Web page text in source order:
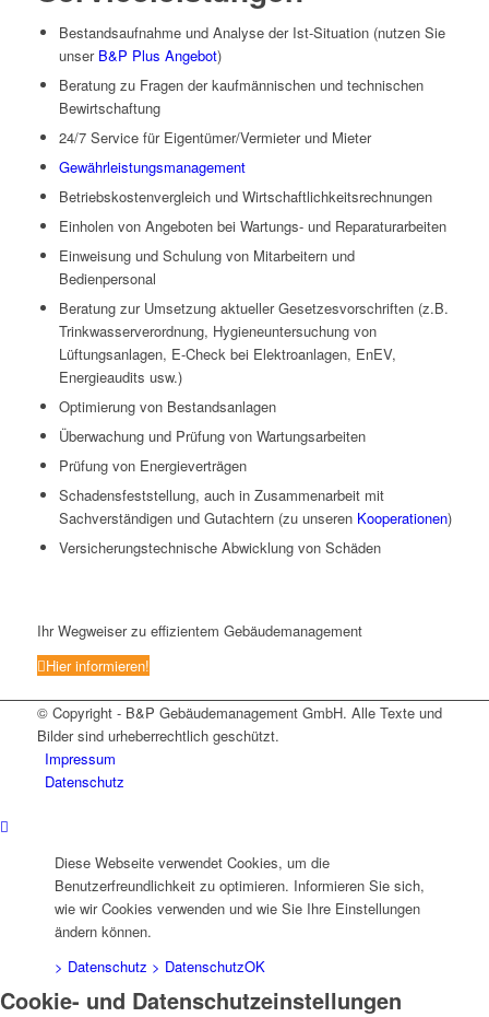
Bestandsaufnahme und Analyse der Ist-Situation (nutzen Sie
unser B&P Plus Angebot)
Beratung zu Fragen der kaufmännischen und technischen
Bewirtschaftung
24/7 Service für Eigentümer/Vermieter und Mieter
Gewährleistungsmanagement
Betriebskostenvergleich und Wirtschaftlichkeitsrechnungen
Einholen von Angeboten bei Wartungs- und Reparaturarbeiten
Einweisung und Schulung von Mitarbeitern und
Bedienpersonal
Beratung zur Umsetzung aktueller Gesetzesvorschriften (z.B.
Trinkwasserverordnung, Hygieneuntersuchung von
Lüftungsanlagen, E-Check bei Elektroanlagen, EnEV,
Energieaudits usw.)
Optimierung von Bestandsanlagen
Überwachung und Prüfung von Wartungsarbeiten
Prüfung von Energieverträgen
Schadensfeststellung, auch in Zusammenarbeit mit
Sachverständigen und Gutachtern (zu unseren Kooperationen)
Versicherungstechnische Abwicklung von Schäden
Ihr Wegweiser zu effizientem Gebäudemanagement
Hier informieren!
© Copyright - B&P Gebäudemanagement GmbH. Alle Texte und
Bilder sind urheberrechtlich geschützt.
Impressum
Datenschutz
Diese Webseite verwendet Cookies, um die
Benutzerfreundlichkeit zu optimieren. Informieren Sie sich,
wie wir Cookies verwenden und wie Sie Ihre Einstellungen
ändern können.
> Datenschutz > DatenschutzOK
Cookie- und Datenschutzeinstellungen